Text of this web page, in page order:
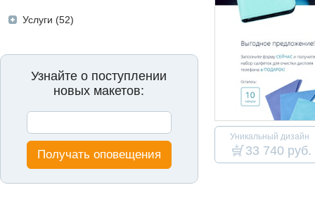
Услуги (52)
Узнайте о поступлении
новых макетов:
Получать оповещения
Уникальный дизайн
33 740 руб.